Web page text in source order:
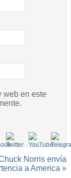
web en este
Norris envía
a America »